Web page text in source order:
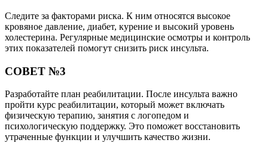
Следите за факторами риска. К ним относятся высокое
кровяное давление, диабет, курение и высокий уровень
холестерина. Регулярные медицинские осмотры и контроль
этих показателей помогут снизить риск инсульта.
СОВЕТ №3
Разработайте план реабилитации. После инсульта важно
пройти курс реабилитации, который может включать
физическую терапию, занятия с логопедом и
психологическую поддержку. Это поможет восстановить
утраченные функции и улучшить качество жизни.